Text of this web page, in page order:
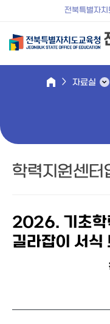
전북특별자치
자료실
학력지원센터
2026. 기초학
길라잡이 서식